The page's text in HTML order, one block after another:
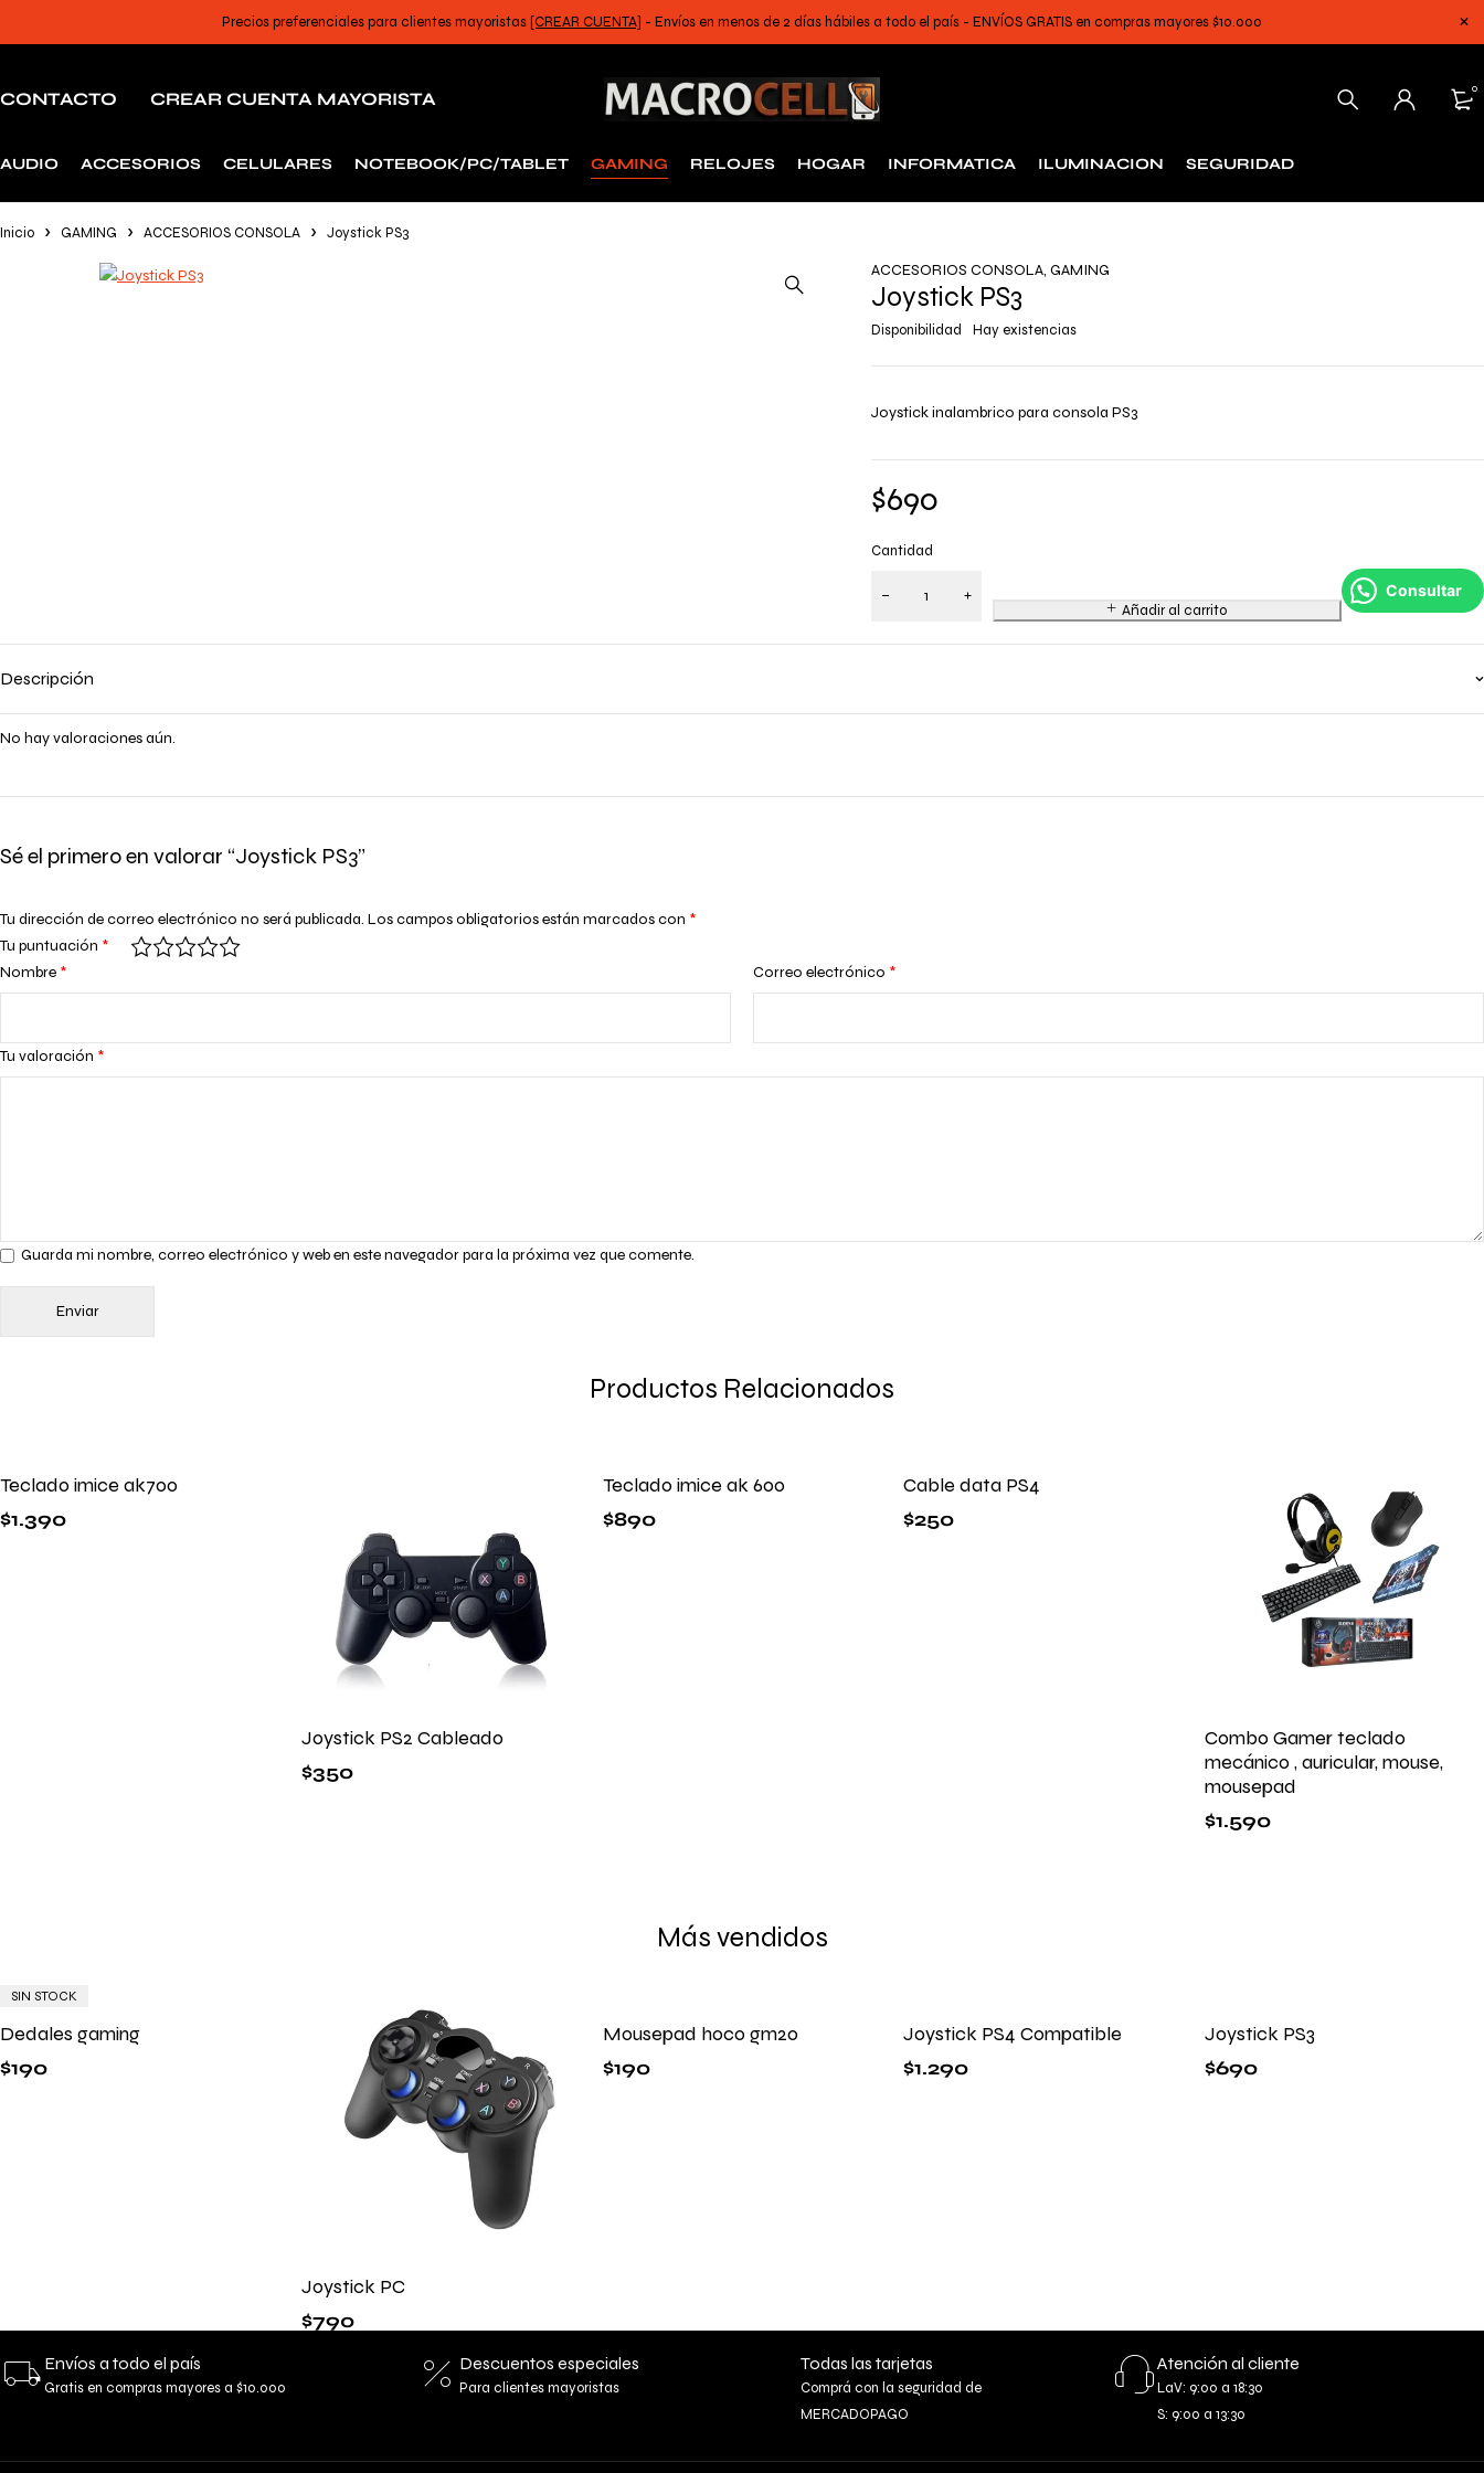
Precios preferenciales para clientes mayoristas [CREAR CUENTA] - Envíos en menos de 2 días hábiles a todo el país - ENVÍOS GRATIS en compras mayores $10.000
CONTACTO CREAR CUENTA MAYORISTA 0
AUDIO ACCESORIOS CELULARES NOTEBOOK/PC/TABLET GAMING RELOJES HOGAR INFORMATICA ILUMINACION SEGURIDAD
Inicio GAMING ACCESORIOS CONSOLA Joystick PS3
ACCESORIOS CONSOLA,GAMING
Joystick PS3
Disponibilidad Hay existencias
Joystick inalambrico para consola PS3
$690
Cantidad
Añadir al carrito
Consultar
Descripción
No hay valoraciones aún.
Sé el primero en valorar “Joystick PS3”
Tu dirección de correo electrónico no será publicada. Los campos obligatorios están marcados con *
Tu puntuación *
Tu valoración *
Nombre * Correo electrónico *
Guarda mi nombre, correo electrónico y web en este navegador para la próxima vez que comente.
Productos Relacionados
Teclado imice ak700
$1.390
Joystick PS2 Cableado
$350
Teclado imice ak 600
$890
Cable data PS4
$250
Combo Gamer teclado
mecánico , auricular, mouse,
mousepad
$1.590
Más vendidos
SIN STOCK
Dedales gaming
$190
Joystick PC
$790
Mousepad hoco gm20
$190
Joystick PS4 Compatible
$1.290
Joystick PS3
$690
Envíos a todo el país
Gratis en compras mayores a $10.000
Descuentos especiales
Para clientes mayoristas
Todas las tarjetas
Comprá con la seguridad de
MERCADOPAGO
Atención al cliente
LaV: 9:00 a 18:30
S: 9:00 a 13:30